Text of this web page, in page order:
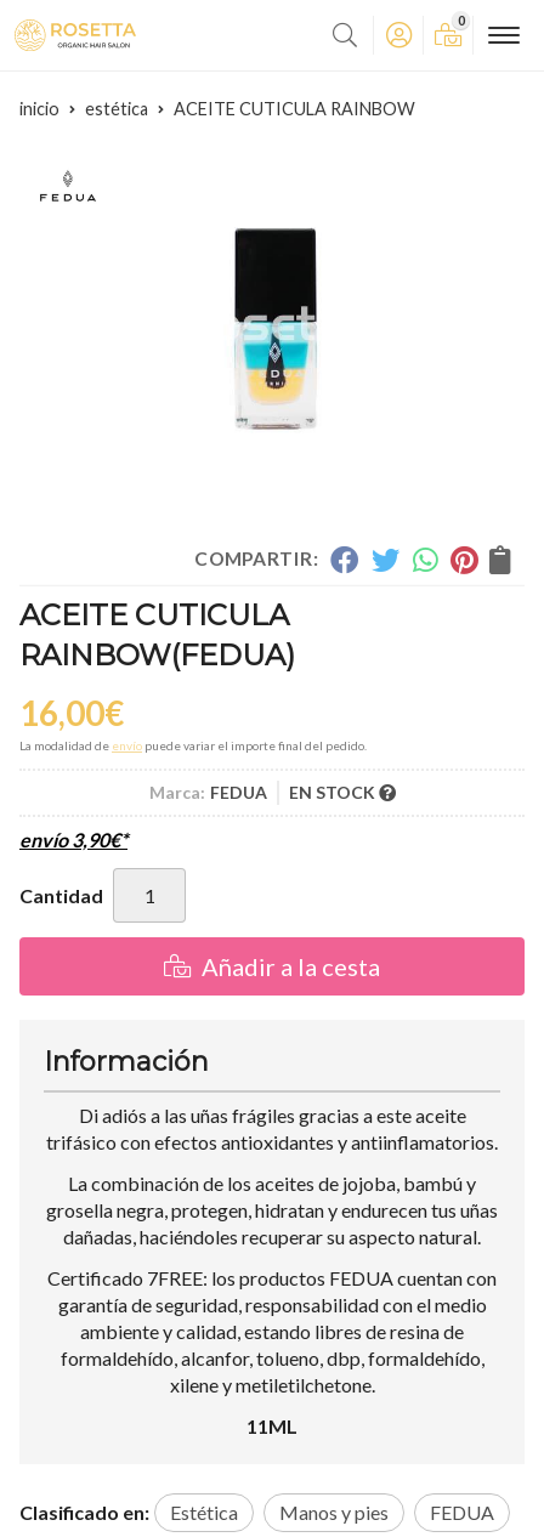
0
inicio estética ACEITE CUTICULA RAINBOW
COMPARTIR:
ACEITE CUTICULA
RAINBOW(FEDUA)
16,00€
La modalidad de envío puede variar el importe final del pedido.
Marca: FEDUA EN STOCK
envío3,90€*
Cantidad
Añadir a la cesta
Información
Di adiós a las uñas frágiles gracias a este aceite
trifásico con efectos antioxidantes y antiinflamatorios.
La combinación de los aceites de jojoba, bambú y
grosella negra, protegen, hidratan y endurecen tus uñas
dañadas, haciéndoles recuperar su aspecto natural.
Certificado 7FREE: los productos FEDUA cuentan con
garantía de seguridad, responsabilidad con el medio
ambiente y calidad, estando libres de resina de
formaldehído, alcanfor, tolueno, dbp, formaldehído,
xilene y metiletilchetone.
11ML
Clasificado en: Estética Manos y pies FEDUA